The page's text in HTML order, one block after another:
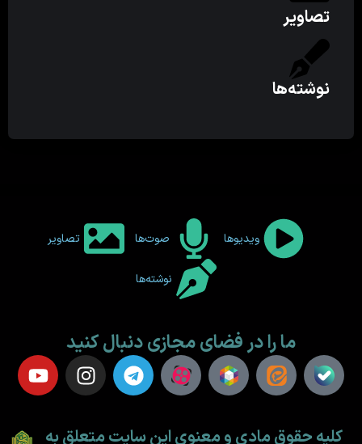
تصاویر
نوشته‌ها
ویدیوها صوت‌ها تصاویر
نوشته‌ها
ما را در فضای مجازی دنبال کنید
کلیه حقوق مادی و معنوی این سایت متعلق به